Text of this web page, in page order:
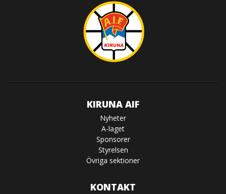
KIRUNA AIF
Nyheter
A-laget
Sponsorer
Styrelsen
Övriga sektioner
KONTAKT